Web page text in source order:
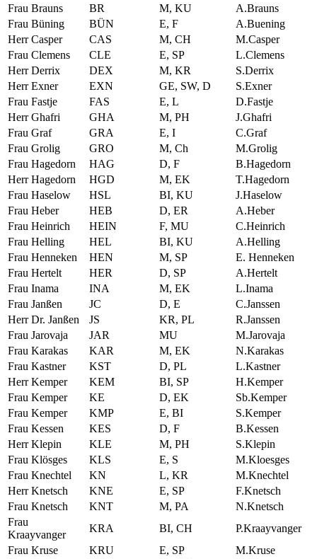
Frau Brauns
BR M, KU
A.Brauns
Frau Büning
BÜN E, F
A.Buening
Herr Casper
CAS M, CH
M.Casper
Frau Clemens
CLE E, SP
L.Clemens
Herr Derrix
DEX M, KR
S.Derrix
Herr Exner
EXN GE, SW, D
S.Exner
Frau Fastje
FAS E, L
D.Fastje
Herr Ghafri
GHA M, PH
J.Ghafri
Frau Graf
GRA E, I
C.Graf
Frau Grolig
GRO M, Ch
M.Grolig
Frau Hagedorn
HAG D, F
B.Hagedorn
Herr Hagedorn
HGD M, EK
T.Hagedorn
Frau Haselow
HSL BI, KU
J.Haselow
Frau Heber
HEB D, ER
A.Heber
Frau Heinrich
HEIN F, MU
C.Heinrich
Frau Helling
HEL BI, KU
A.Helling
Frau Henneken
HEN M, SP
E. Henneken
Frau Hertelt
HER D, SP
A.Hertelt
Frau Inama
INA M, EK
L.Inama
Frau Janßen
JC D, E
C.Janssen
Herr Dr. Janßen
JS KR, PL
R.Janssen
Frau Jarovaja
JAR MU
M.Jarovaja
Frau Karakas
KAR M, EK
N.Karakas
Frau Kastner
KST D, PL
L.Kastner
Herr Kemper
KEM BI, SP
H.Kemper
Frau Kemper
KE D, EK
Sb.Kemper
Frau Kemper
KMP E, BI
S.Kemper
Frau Kessen
KES D, F
B.Kessen
Herr Klepin
KLE M, PH
S.Klepin
Frau Klösges
KLS E, S
M.Kloesges
Frau Knechtel
KN L, KR
M.Knechtel
Herr Knetsch
KNE E, SP
F.Knetsch
Frau Knetsch
KNT M, PA
N.Knetsch
Frau
Kraayvanger
KRA BI, CH
P.Kraayvanger
Frau Kruse
KRU E, SP
M.Kruse